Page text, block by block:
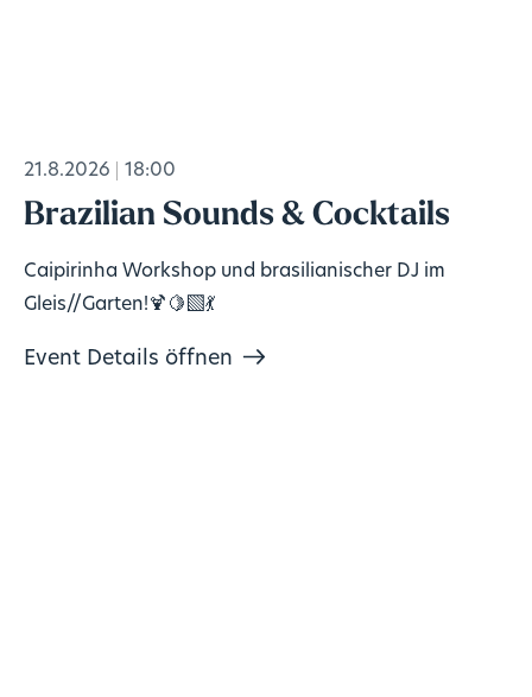
21.8.2026 18:00
Brazilian Sounds & Cocktails
Caipirinha Workshop und brasilianischer DJ im
Gleis//Garten!🍹🍋‍🟩💃
Event Details öffnen